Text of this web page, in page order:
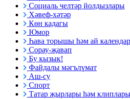
Социаль челтәр йолдызлары
Хәвеф-хәтәр
Көн кадагы
Юмор
Һава торышы һәм ай
Сорау-җавап
Бу кызык!
Файдалы мәгълүмат
Аш-су
Спорт
Татар җырлары һәм клиплары